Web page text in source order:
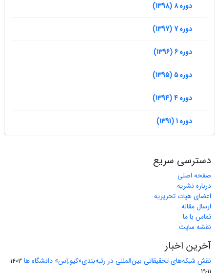
دوره 8 (1398)
دوره 7 (1397)
دوره 6 (1396)
دوره 5 (1395)
دوره 4 (1394)
دوره 1 (1391)
دسترسی سریع
صفحه اصلی
درباره نشریه
اعضای هیات تحریریه
ارسال مقاله
تماس با ما
نقشه سایت
آخرین اخبار
نقش شبکه‌های تحقیقاتی بین‌المللی در رتبه‌بندی«کیو.اِس» دانشگاه ها
1403-
11-19